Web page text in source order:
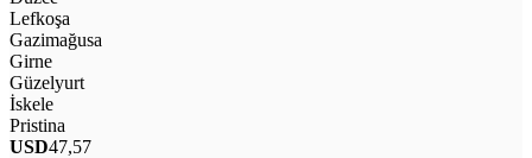
Lefkoşa
Gazimağusa
Girne
Güzelyurt
İskele
Pristina
USD47,57